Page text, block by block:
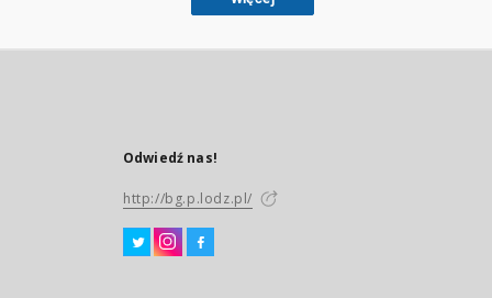
Odwiedź nas!
http://bg.p.lodz.pl/